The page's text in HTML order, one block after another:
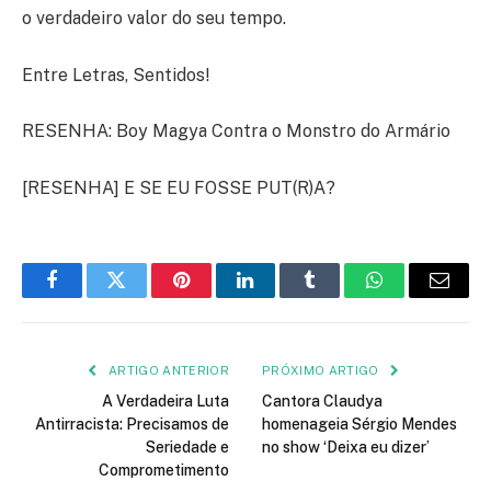
o verdadeiro valor do seu tempo.
Entre Letras, Sentidos!
RESENHA: Boy Magya Contra o Monstro do Armário
[RESENHA] E SE EU FOSSE PUT(R)A?
FacebookTwitter PinterestLinkedInTumblr WhatsApp
E-
ARTIGO ANTERIOR
A Verdadeira Luta
Antirracista: Precisamos de
Seriedade e
Comprometimento
PRÓXIMO ARTIGO
Cantora Claudya
homenageia Sérgio Mendes
no show ‘Deixa eu dizer’